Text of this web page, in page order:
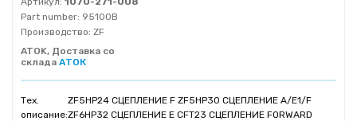
Part number: 95100B
Производство: ZF
ATOK, Доставка со
склада АТОК
Тех.
описание:
ZF5HP24 СЦЕПЛЕНИЕ F ZF5HP30 СЦЕПЛЕНИЕ A/E1/F
ZF6HP32 СЦЕПЛЕНИЕ Е CFT23 СЦЕПЛЕНИЕ FORWARD